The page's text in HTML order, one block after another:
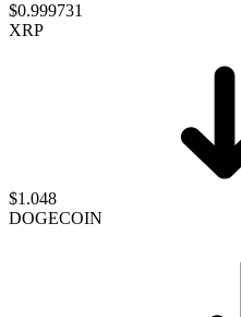
$0.999731
XRP
$1.048
DOGECOIN